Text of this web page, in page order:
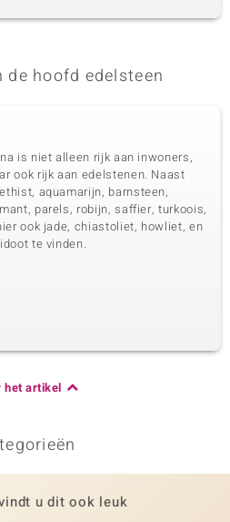
de hoofd edelsteen
is niet alleen rijk aan inwoners,
ook rijk aan edelstenen. Naast
aquamarijn, barnsteen,
parels, robijn, saffier, turkoois,
ook jade, chiastoliet, howliet, en
te vinden.
het artikel
u dit ook leuk